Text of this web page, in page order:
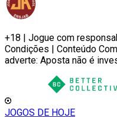
+18 | Jogue com
Condições | Conteúdo
adverte: Aposta não é
JOGOS DE HOJE